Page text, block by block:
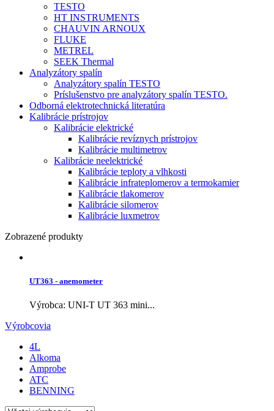
TESTO
HT INSTRUMENTS
CHAUVIN ARNOUX
FLUKE
METREL
SEEK Thermal
Analyzátory spalín
Analyzátory spalín TESTO
Príslušenstvo pre analyzátory spalín TESTO.
Odborná elektrotechnická literatúra
Kalibrácie prístrojov
Kalibrácie elektrické
Kalibrácie revíznych prístrojov
Kalibrácie multimetrov
Kalibrácie neelektrické
Kalibrácie teploty a vlhkosti
Kalibrácie infrateplomerov a termokamier
Kalibrácie tlakomerov
Kalibrácie silomerov
Kalibrácie luxmetrov
Zobrazené produkty
UT363 - anemometer
Výrobca: UNI-T UT 363 mini...
Výrobcovia
4L
Alkoma
Amprobe
ATC
BENNING